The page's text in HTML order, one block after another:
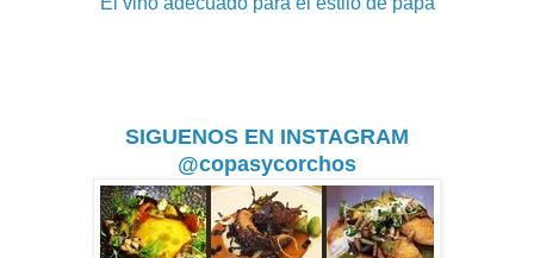
SIGUENOS EN INSTAGRAM
@copasycorchos